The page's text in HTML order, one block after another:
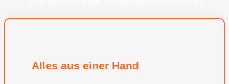
Alles aus einer Hand